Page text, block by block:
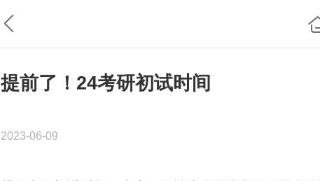
提前了！24考研初试时间
2023-06-09